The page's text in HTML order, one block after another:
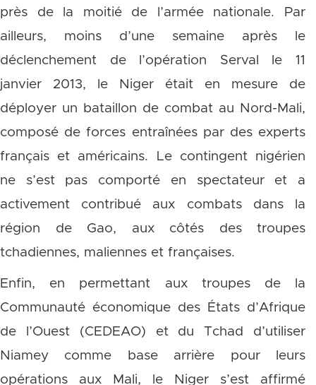
près de la moitié de l’armée nationale. Par
ailleurs, moins d’une semaine après le
déclenchement de l’opération Serval le 11
janvier 2013, le Niger était en mesure de
déployer un bataillon de combat au Nord-Mali,
composé de forces entraînées par des experts
français et américains. Le contingent nigérien
ne s’est pas comporté en spectateur et a
activement contribué aux combats dans la
région de Gao, aux côtés des troupes
tchadiennes, maliennes et françaises.
Enfin, en permettant aux troupes de la
Communauté économique des États d’Afrique
de l’Ouest (CEDEAO) et du Tchad d’utiliser
Niamey comme base arrière pour leurs
opérations aux Mali, le Niger s’est affirmé